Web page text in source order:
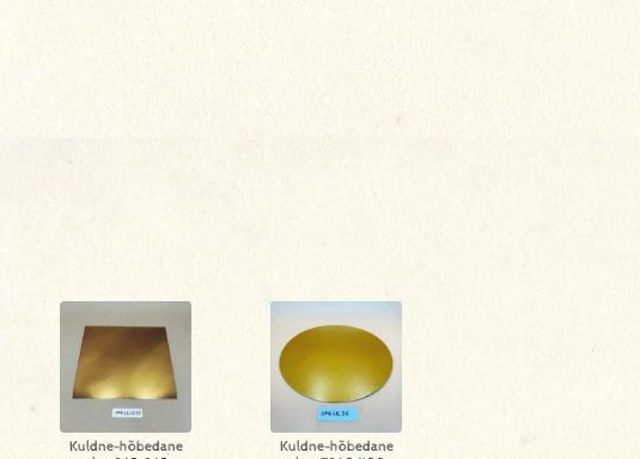
Kuldne-hõbedane
Kuldne-hõbedane